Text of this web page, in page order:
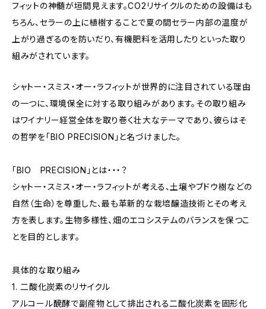
フィットの神髄が垣間見えます。CO2リサイクルのための設備はも
ちろん、セラーの上に植樹することで夏の間セラー内部の温度が
上がり過ぎるのを防いだり、有機肥料を活用したりといった取り
組みがされています。
シャトー・スミス・オー・ラフィットが世界的に注目されている理由
の一つに、環境保全に対する取り組みがあります。その取り組み
はワイナリー経営全体を取り巻く壮大なテーマであり、彼らはそ
の哲学を「BIO PRECISION」と名づけました。
「BIO PRECISION」とは・・・？
シャトー・スミス・オー・ラフィットが考える、土壌やブドウ樹などの
自然（生命）を尊重した、最も革新的な栽培醸造技術とその考え
方を表します。生物多様性、畑のエコシステムのバランスを保つこ
とを目的とします。
具体的な取り組み
1. 二酸化炭素のリサイクル
アルコール醗酵で副産物として排出される二酸化炭素を固形化